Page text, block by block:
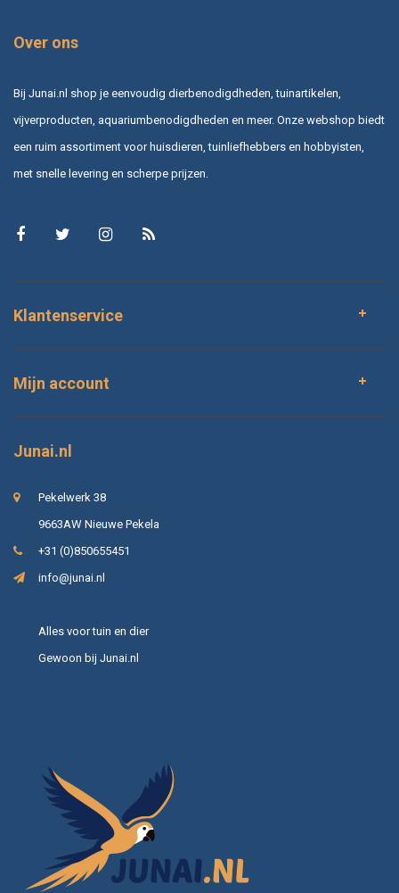
Over ons
Bij Junai.nl shop je eenvoudig dierbenodigdheden, tuinartikelen,
vijverproducten, aquariumbenodigdheden en meer. Onze webshop biedt
een ruim assortiment voor huisdieren, tuinliefhebbers en hobbyisten,
met snelle levering en scherpe prijzen.
Klantenservice
Mijn account
Junai.nl
Pekelwerk 38
9663AW Nieuwe Pekela
+31 (0)850655451
info@junai.nl
Alles voor tuin en dier
Gewoon bij Junai.nl